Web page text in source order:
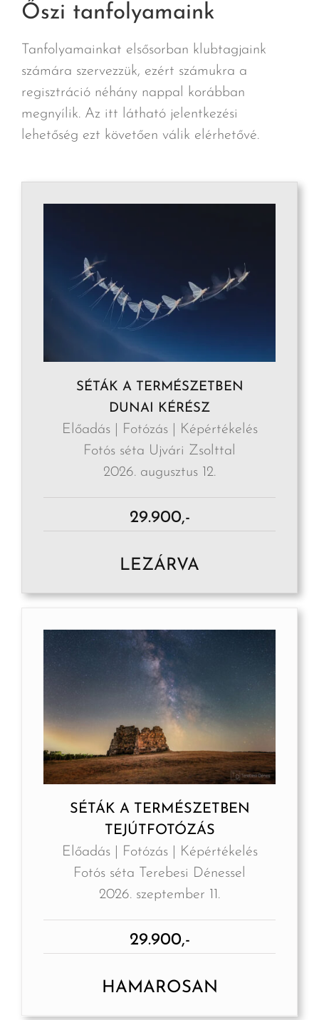
Őszi tanfolyamaink
Tanfolyamainkat elsősorban klubtagjaink
számára szervezzük, ezért számukra a
regisztráció néhány nappal korábban
megnyílik. Az itt látható jelentkezési
lehetőség ezt követően válik elérhetővé.
SÉTÁK A TERMÉSZETBEN
DUNAI KÉRÉSZ
Előadás | Fotózás | Képértékelés
Fotós séta Ujvári Zsolttal
2026. augusztus 12.
29.900,-
LEZÁRVA
SÉTÁK A TERMÉSZETBEN
TEJÚTFOTÓZÁS
Előadás | Fotózás | Képértékelés
Fotós séta Terebesi Dénessel
2026. szeptember 11.
29.900,-
HAMAROSAN